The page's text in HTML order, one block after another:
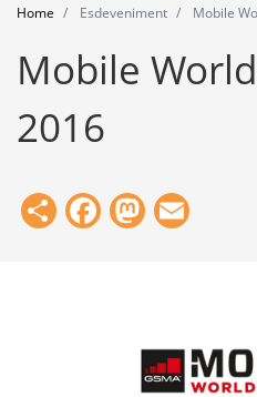
Tools
Home Esdeveniment Mobile
Mobile
2016
ShareFacebook